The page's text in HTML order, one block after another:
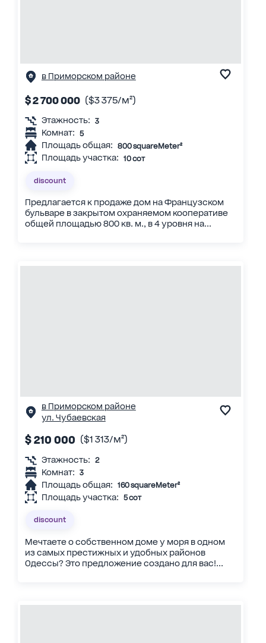
в Приморском районе
$ 2 700 000 ($3 375/м²)
Этажность: 3
Комнат: 5
Площадь общая: 800 squareMeter²
Площадь участка: 10 сот
discount
Предлагается к продаже дом на Французском
бульваре в закрытом охраняемом кооперативе
общей площадью 800 кв. м., в 4 уровня на...
в Приморском районе
ул. Чубаевская
$ 210 000 ($1 313/м²)
Этажность: 2
Комнат: 3
Площадь общая: 160 squareMeter²
Площадь участка: 5 сот
discount
Мечтаете о собственном доме у моря в одном
из самых престижных и удобных районов
Одессы? Это предложение создано для вас!...